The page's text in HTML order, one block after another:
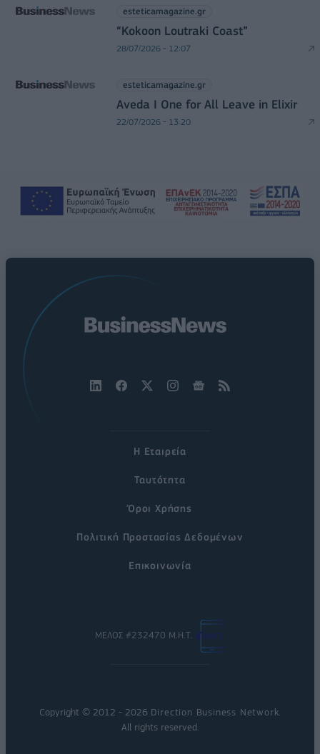
esteticamagazine.gr
“Kokoon Loutraki Coast”
28/07/2026 - 12:07
esteticamagazine.gr
Aveda I One for All Leave in Elixir
22/07/2026 - 13:20
Η Εταιρεία
Ταυτότητα
Όροι Χρήσης
Πολιτική Προστασίας Δεδομένων
Επικοινωνία
ΜΕΛΟΣ #232470 Μ.Η.Τ.
Copyright © 2012 - 2026 Direction Business Network
All rights reserved.